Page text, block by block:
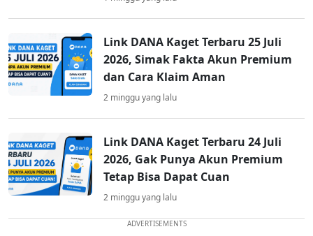
Link DANA Kaget Terbaru 25 Juli
2026, Simak Fakta Akun Premium
dan Cara Klaim Aman
2 minggu yang lalu
Link DANA Kaget Terbaru 24 Juli
2026, Gak Punya Akun Premium
Tetap Bisa Dapat Cuan
2 minggu yang lalu
ADVERTISEMENTS